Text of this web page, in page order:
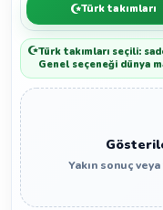
Türk takımları
Türk takımları seçili:
Genel seçeneği dünya
Yakın sonuç